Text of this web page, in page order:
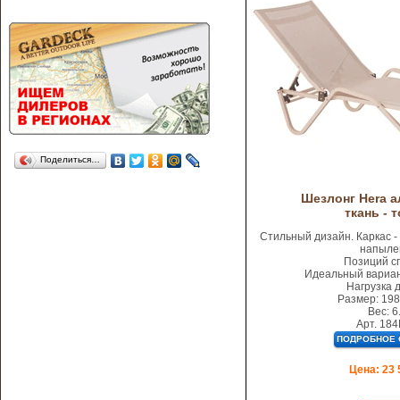
Шезлонг Hera
ткань -
Стильный дизайн. Каркас
Позиций
Идеальный
Нагрузка
Размер:
Вес:
Арт.
Цена: 23
Поделиться…